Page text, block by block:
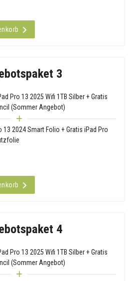
3
Pro 13 2025 Wifi 1TB Silber + Gratis
(Sommer Angebot)
13 2024 Smart Folio + Gratis iPad Pro
4
Pro 13 2025 Wifi 1TB Silber + Gratis
(Sommer Angebot)